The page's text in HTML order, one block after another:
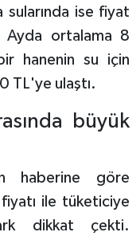
ise fiyat
Ayda ortalama 8
hanenin su için
TL'ye ulaştı.
büyük
haberine göre
fiyatı ile tüketiciye
dikkat çekti.